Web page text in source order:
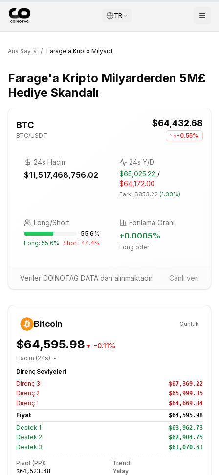
TR
Ana Sayfa / Farage'a Kripto Milyarderden 5M£ Hediye Skandalı
Farage'a Kripto Milyarderden 5M£
Hediye Skandalı
BTC
BTC/USDT
$64,432.68
-0.55%
24s Hacim
$11,517,468,756.02
24s Y/D
$65,025.22 /
$64,172.00
Fark: $853.22 (1.33%)
Long/Short
55.6%
Long: 55.6% Short: 44.4%
Fonlama Oranı
+0.0005%
Long öder
Veriler COINOTAG DATA'dan alınmaktadır Canlı veri
Bitcoin Günlük
$64,595.98 ▼ -0.11%
Hacim (24s): -
Direnç Seviyeleri
Direnç 3 $67,369.22
Direnç 2 $65,999.35
Direnç 1 $64,669.34
Fiyat $64,595.98
Destek 1 $63,962.73
Destek 2 $62,904.75
Destek 3 $61,070.61
Pivot (PP):
$64,523.48
Trend:
Yatay